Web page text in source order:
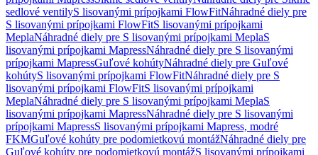
sedlové ventilyS lisovanými prípojkami FlowFitNáhradné diely pre
S lisovanými prípojkami FlowFitS lisovanými prípojkami
MeplaNáhradné diely pre S lisovanými prípojkami MeplaS
lisovanými prípojkami MapressNáhradné diely pre S lisovanými
prípojkami MapressGuľové kohútyNáhradné diely pre Guľové
kohútyS lisovanými prípojkami FlowFitNáhradné diely pre S
lisovanými prípojkami FlowFitS lisovanými prípojkami
MeplaNáhradné diely pre S lisovanými prípojkami MeplaS
lisovanými prípojkami MapressNáhradné diely pre S lisovanými
prípojkami MapressS lisovanými prípojkami Mapress, modré
FKMGuľové kohúty pre podomietkovú montážNáhradné diely pre
Guľové kohúty pre podomietkovú montážS lisovanými prípojkami